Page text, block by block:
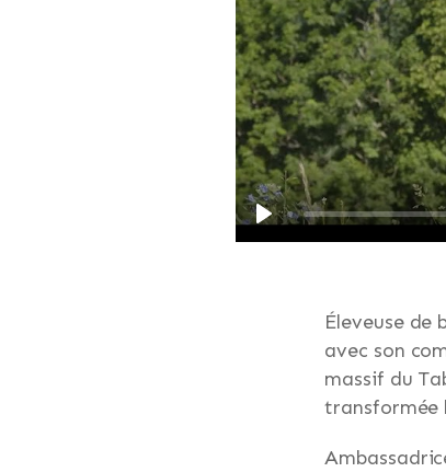
Éleveuse de
avec son
massif du
transformée